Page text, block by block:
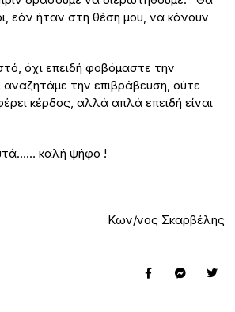
εάν ήταν στη θέση μου, να κάνουν
όχι επειδή φοβόμαστε την
αναζητάμε την επιβράβευση, ούτε
κέρδος, αλλά απλά επειδή είναι
καλή ψήφο !
Κων/νος Σκαρβέλης